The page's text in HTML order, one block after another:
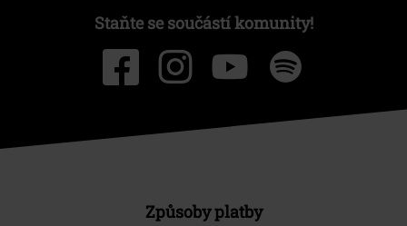
Staňte se součástí komunity!
Způsoby platby